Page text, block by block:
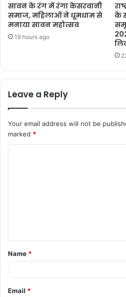
सावन के रंग में रंगा केसरवानी
समाज, महिलाओं ने धूमधाम से
मनाया सावन महोत्सव
19 hours ago
के
Leave a Reply
Your email address will not be
marked *
Name *
Email *